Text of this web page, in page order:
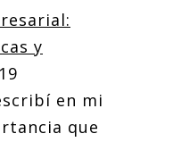
y
en mi
que